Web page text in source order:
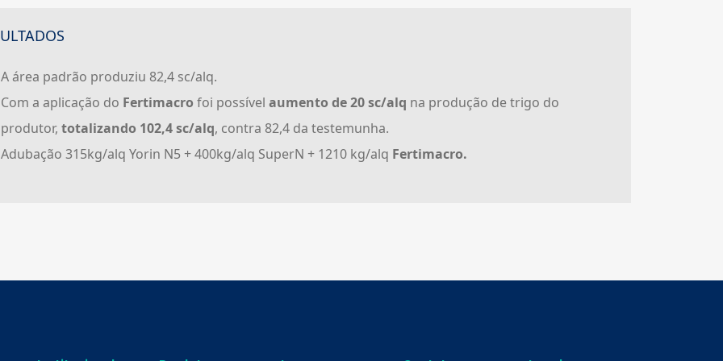
A área padrão produziu 82,4 sc/alq.
Com a aplicação do Fertimacro foi possível aumento de 20 sc/alq na produção de trigo do
produtor, totalizando 102,4 sc/alq, contra 82,4 da testemunha.
Adubação 315kg/alq Yorin N5 + 400kg/alq SuperN + 1210 kg/alq Fertimacro.